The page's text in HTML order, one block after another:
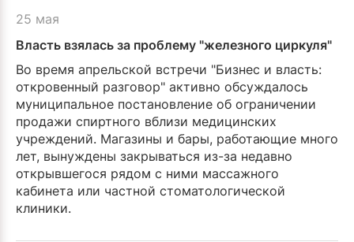
25 мая
Власть взялась за проблему "железного циркуля"
Во время апрельской встречи "Бизнес и власть:
откровенный разговор" активно обсуждалось
муниципальное постановление об ограничении
продажи спиртного вблизи медицинских
учреждений. Магазины и бары, работающие много
лет, вынуждены закрываться из-за недавно
открывшегося рядом с ними массажного
кабинета или частной стоматологической
клиники.